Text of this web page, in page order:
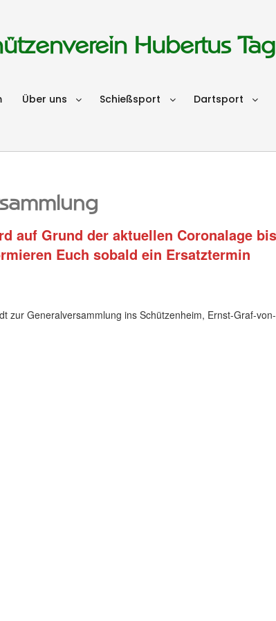
Hubertus
Über uns Schießsport Dartsport
auf Grund der aktuellen Coronalage bis
Euch sobald ein Ersatztermin
zur Generalversammlung ins Schützenheim, Ernst-Graf-von-